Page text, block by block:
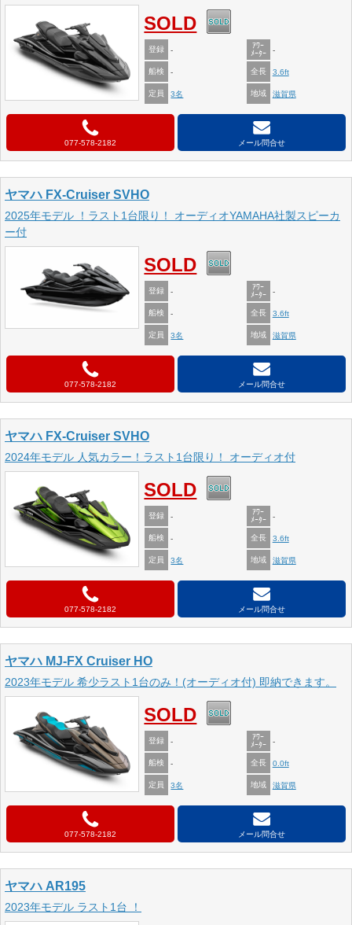
SOLD
登録 -
ｱﾜｰ
ﾒｰﾀｰ
-
船検 - 全長 3.6ft
定員 3名 地域 滋賀県
077-578-2182 メール問合せ
ヤマハ FX-Cruiser SVHO
2025年モデル ！ラスト1台限り！ オーディオYAMAHA社製スピーカ
ー付
SOLD
登録 -
ｱﾜｰ
ﾒｰﾀｰ
-
船検 - 全長 3.6ft
定員 3名 地域 滋賀県
077-578-2182 メール問合せ
ヤマハ FX-Cruiser SVHO
2024年モデル 人気カラー！ラスト1台限り！ オーディオ付
SOLD
登録 -
ｱﾜｰ
ﾒｰﾀｰ
-
船検 - 全長 3.6ft
定員 3名 地域 滋賀県
077-578-2182 メール問合せ
ヤマハ MJ-FX Cruiser HO
2023年モデル 希少ラスト1台のみ！(オーディオ付) 即納できます。
SOLD
登録 -
ｱﾜｰ
ﾒｰﾀｰ
-
船検 - 全長 0.0ft
定員 3名 地域 滋賀県
077-578-2182 メール問合せ
ヤマハ AR195
2023年モデル ラスト1台 ！